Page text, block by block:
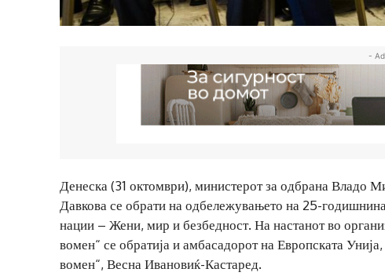
-
Денеска (31 октомври), министерот за одбрана Владо
Давкова се обрати на одбележувањето на 25-
нации – Жени, мир и безбедност. На настанот во
вомен“ се обратија и амбасадорот на Европската
вомен“, Весна Ивановиќ-Кастаред.